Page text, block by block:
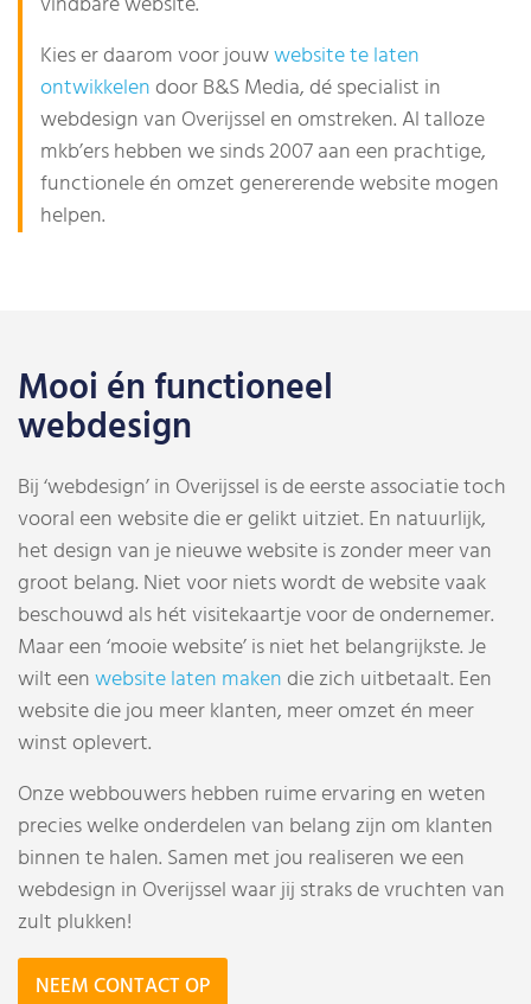
Kies er daarom voor jouwwebsite te laten
ontwikkelendoor B&S Media, dé specialist in
webdesign van Overijssel en omstreken. Al talloze
mkb’ers hebben we sinds 2007 aan een prachtige,
functionele én omzet genererende website mogen
helpen.
Mooi én functioneel
webdesign
Bij ‘webdesign’ in Overijssel is de eerste associatie toch
vooral een website die er gelikt uitziet. En natuurlijk,
het design van je nieuwe website is zonder meer van
groot belang. Niet voor niets wordt de website vaak
beschouwd als hét visitekaartje voor de ondernemer.
Maar een ‘mooie website’ is niet het belangrijkste. Je
wilt eenwebsite laten makendie zich uitbetaalt. Een
website die jou meer klanten, meer omzet én meer
winst oplevert.
Onze webbouwers hebben ruime ervaring en weten
precies welke onderdelen van belang zijn om klanten
binnen te halen. Samen met jou realiseren we een
webdesign in Overijssel waar jij straks de vruchten van
zult plukken!
NEEM CONTACT OP